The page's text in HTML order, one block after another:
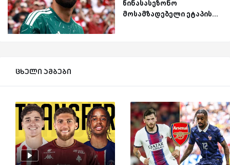
წინასასეზონო
მოსამზადებელი ეტაპის...
ცხელი ამბები